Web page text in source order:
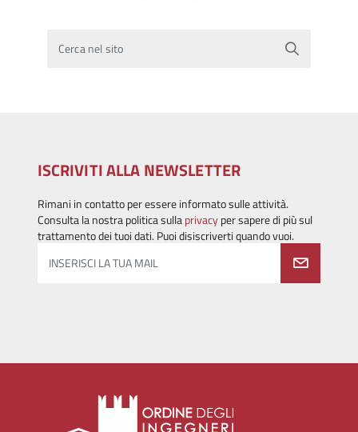
Cerca nel sito
ISCRIVITI ALLA NEWSLETTER
Rimani in contatto per essere informato sulle attività.
Consulta la nostra politica sullaprivacyper sapere di più sul
trattamento dei tuoi dati. Puoi disiscriverti quando vuoi.
INSERISCI LA TUA MAIL